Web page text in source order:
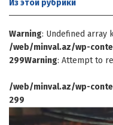
Из этой рубрики
Warning: Undefined array
/web/minval.az/wp-
299Warning: Attempt to
/web/minval.az/wp-
299